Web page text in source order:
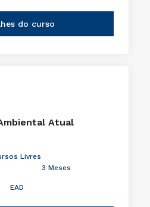
do curso
Atual
Livres
3 Meses
EAD